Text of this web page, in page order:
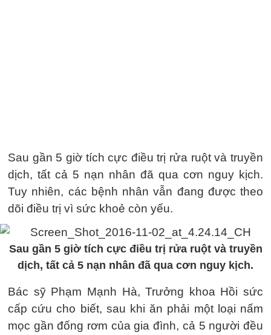
Sau gần 5 giờ tích cực điều trị rửa ruột và truyền
dịch, tất cả 5 nạn nhân đã qua cơn nguy kịch.
Tuy nhiên, các bệnh nhân vẫn đang được theo
dõi điều trị vì sức khoẻ còn yếu.
Sau gần 5 giờ tích cực điều trị rửa ruột và truyền
dịch, tất cả 5 nạn nhân đã qua cơn nguy kịch.
Bác sỹ Phạm Mạnh Hà, Trưởng khoa Hồi sức
cấp cứu cho biết, sau khi ăn phải một loại nấm
mọc gần đống rơm của gia đình, cả 5 người đều